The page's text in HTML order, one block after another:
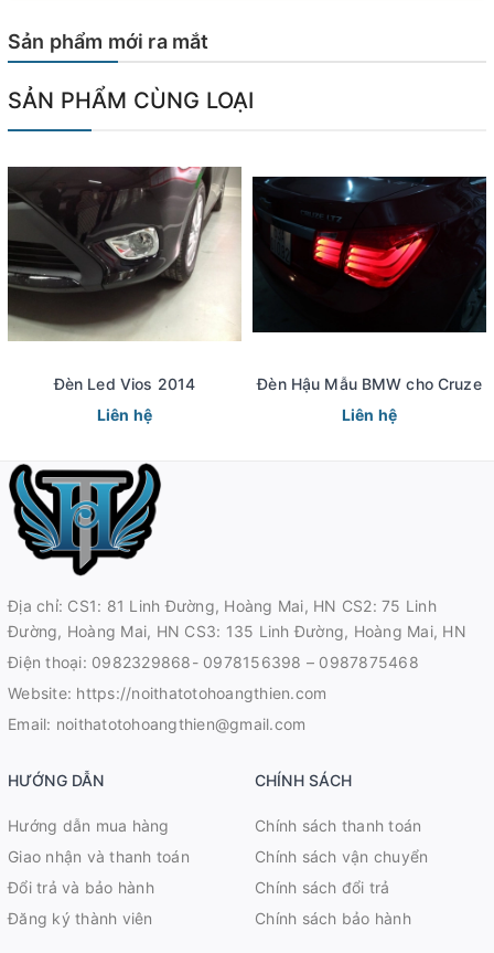
Sản phẩm mới ra mắt
SẢN PHẨM CÙNG LOẠI
Đèn Led Vios 2014
Liên hệ
Đèn Hậu Mẫu BMW cho Cruze
Liên hệ
Địa chỉ: CS1: 81 Linh Đường, Hoàng Mai, HN CS2: 75 Linh
Đường, Hoàng Mai, HN CS3: 135 Linh Đường, Hoàng Mai, HN
Điện thoại: 0982329868- 0978156398 – 0987875468
Website: https://noithatotohoangthien.com
Email: noithatotohoangthien@gmail.com
HƯỚNG DẪN
Hướng dẫn mua hàng
Giao nhận và thanh toán
Đổi trả và bảo hành
Đăng ký thành viên
CHÍNH SÁCH
Chính sách thanh toán
Chính sách vận chuyển
Chính sách đổi trả
Chính sách bảo hành